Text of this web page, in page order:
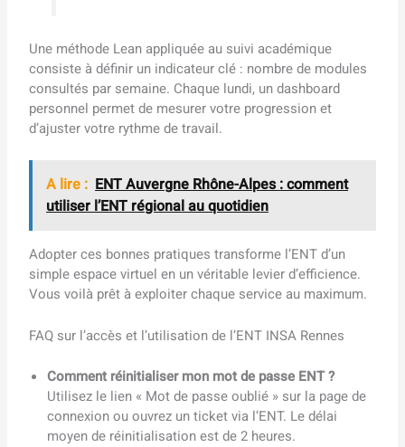
Une méthode Lean appliquée au suivi académique
consiste à définir un indicateur clé : nombre de modules
consultés par semaine. Chaque lundi, un dashboard
personnel permet de mesurer votre progression et
d’ajuster votre rythme de travail.
A lire : ENT Auvergne Rhône-Alpes : comment
utiliser l’ENT régional au quotidien
Adopter ces bonnes pratiques transforme l’ENT d’un
simple espace virtuel en un véritable levier d’efficience.
Vous voilà prêt à exploiter chaque service au maximum.
FAQ sur l’accès et l’utilisation de l’ENT INSA Rennes
Comment réinitialiser mon mot de passe ENT ?
Utilisez le lien « Mot de passe oublié » sur la page de
connexion ou ouvrez un ticket via l’ENT. Le délai
moyen de réinitialisation est de 2 heures.